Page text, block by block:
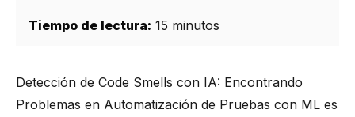
Tiempo de lectura: 15 minutos
Detección de Code Smells con IA: Encontrando
Problemas en Automatización de Pruebas con ML es